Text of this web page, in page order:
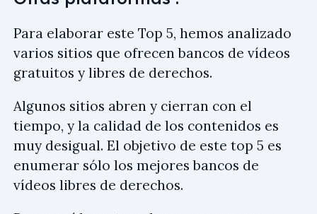
Para elaborar este Top 5, hemos analizado
varios sitios que ofrecen bancos de vídeos
gratuitos y libres de derechos.
Algunos sitios abren y cierran con el
tiempo, y la calidad de los contenidos es
muy desigual. El objetivo de este top 5 es
enumerar sólo los mejores bancos de
vídeos libres de derechos.